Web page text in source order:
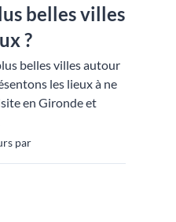
belles villes
?
belles villes autour
les lieux à ne
en Gironde et
par